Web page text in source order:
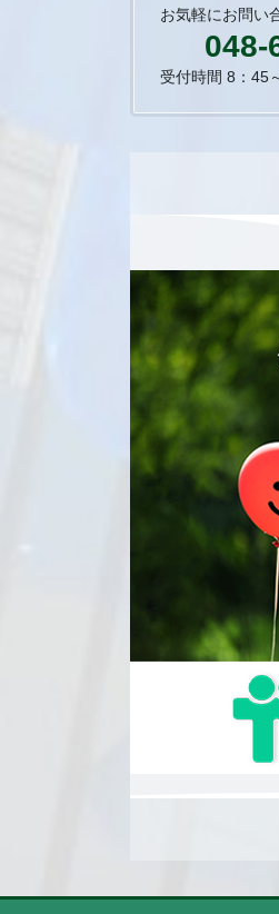
お気軽にお問い
048-
受付時間 8：45